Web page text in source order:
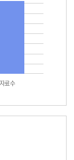
료수